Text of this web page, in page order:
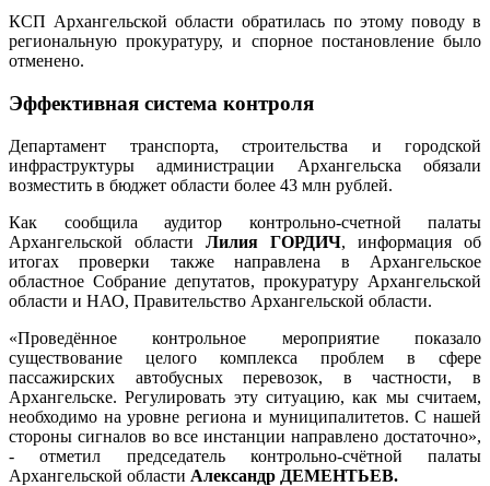
КСП Архангельской области обратилась по этому поводу в
региональную прокуратуру, и спорное постановление было
отменено.
Эффективная система контроля
Департамент транспорта, строительства и городской
инфраструктуры администрации Архангельска обязали
возместить в бюджет области более 43 млн рублей.
Как сообщила аудитор контрольно-счетной палаты
Архангельской области Лилия ГОРДИЧ, информация об
итогах проверки также направлена в Архангельское
областное Собрание депутатов, прокуратуру Архангельской
области и НАО, Правительство Архангельской области.
«Проведённое контрольное мероприятие показало
существование целого комплекса проблем в сфере
пассажирских автобусных перевозок, в частности, в
Архангельске. Регулировать эту ситуацию, как мы считаем,
необходимо на уровне региона и муниципалитетов. С нашей
стороны сигналов во все инстанции направлено достаточно»,
- отметил председатель контрольно-счётной палаты
Архангельской области Александр ДЕМЕНТЬЕВ.